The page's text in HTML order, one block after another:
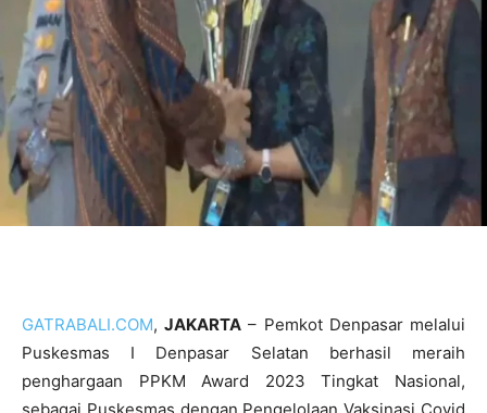
GATRABALI.COM,JAKARTA – Pemkot Denpasar melalui
Puskesmas I Denpasar Selatan berhasil meraih
penghargaan PPKM Award 2023 Tingkat Nasional,
sebagai Puskesmas dengan Pengelolaan Vaksinasi Covid